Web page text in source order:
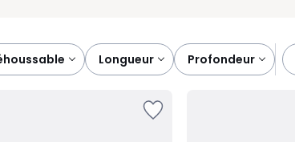
longueur profondeur